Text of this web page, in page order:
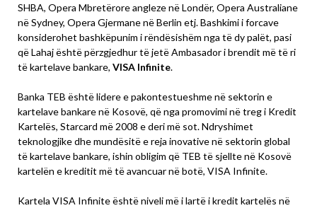
SHBA, Opera Mbretërore angleze në Londër, Opera Australiane
në Sydney, Opera Gjermane në Berlin etj. Bashkimi i forcave
konsiderohet bashkëpunim i rëndësishëm nga të dy palët, pasi
që Lahaj është përzgjedhur të jetë Ambasador i brendit më të ri
të kartelave bankare, VISA Infinite.
Banka TEB është lidere e pakontestueshme në sektorin e
kartelave bankare në Kosovë, që nga promovimi në treg i Kredit
Kartelës, Starcard më 2008 e deri më sot. Ndryshimet
teknologjike dhe mundësitë e reja inovative në sektorin global
të kartelave bankare, ishin obligim që TEB të sjellte në Kosovë
kartelën e kreditit më të avancuar në botë, VISA Infinite.
Kartela VISA Infinite është niveli më i lartë i kredit kartelës në